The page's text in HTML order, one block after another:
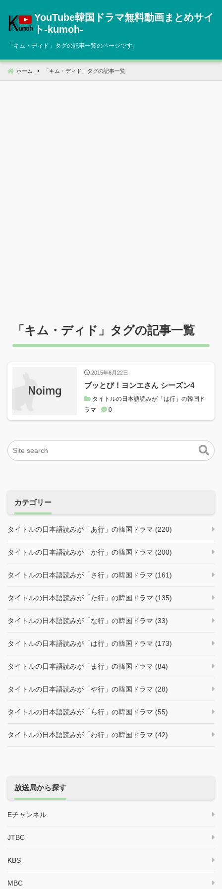
へ
動
YouTube韓国ドラマ無料動画まとめサイ
ト‐kumoh‐
「キム・ディド 」タグの記事一覧のページです。
ホーム 「 キム・ディド 」タグの記事一覧
「キム・ディド 」タグの記事一覧
2015年6月22日
ブッとび！ヨンエさん シーズン4
タイトルの日本語読みが「は行」の韓国ド
ラマ
0
カテゴリー
タイトルの日本語読みが「あ行」の韓国ドラマ (220)
タイトルの日本語読みが「か行」の韓国ドラマ (200)
タイトルの日本語読みが「さ行」の韓国ドラマ (161)
タイトルの日本語読みが「た行」の韓国ドラマ (135)
タイトルの日本語読みが「な行」の韓国ドラマ (33)
タイトルの日本語読みが「は行」の韓国ドラマ (173)
タイトルの日本語読みが「ま行」の韓国ドラマ (84)
タイトルの日本語読みが「や行」の韓国ドラマ (28)
タイトルの日本語読みが「ら行」の韓国ドラマ (55)
タイトルの日本語読みが「わ行」の韓国ドラマ (42)
放送局から探す
Eチャンネル
JTBC
KBS
MBC